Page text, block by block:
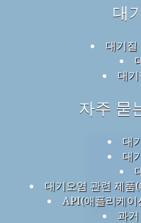
대
대기질
대
자주 묻
대
대
대기오염 관련 제품
API(애플리케이
과